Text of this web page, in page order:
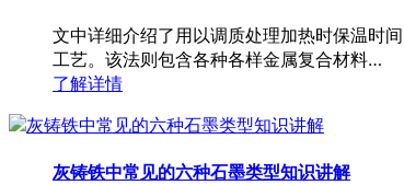
文中详细介绍了用以调质处理加热时保温时
工艺。该法则包含各种各样金属复合材料…
了解详情
灰铸铁中常见的六种石墨类型知识讲解